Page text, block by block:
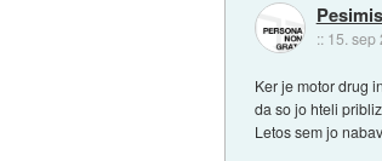
:: 15. sep
Ker je motor drug
da so jo hteli
Letos sem jo